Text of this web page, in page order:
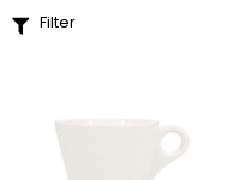
Filter104mm
Meer opties
Artikel hoogte